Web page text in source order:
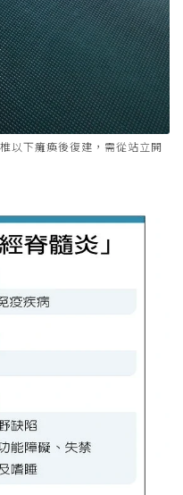
以下癱瘓後復建，需從站立開